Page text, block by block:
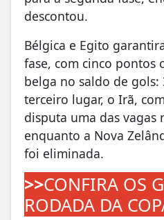
descontou.
Bélgica e Egito
fase, com cinco pontos
belga no saldo de gols:
terceiro lugar, o Irã,
disputa uma das vagas
enquanto a Nova
foi eliminada.
>>CONFIRA OS
RODADA DA